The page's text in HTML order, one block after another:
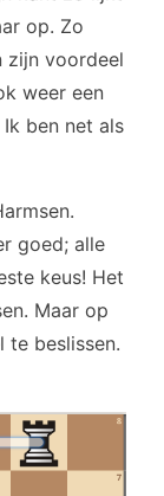
op. Zo
zijn voordeel
weer een
ben net als
goed; alle
keus! Het
Maar op
te beslissen.